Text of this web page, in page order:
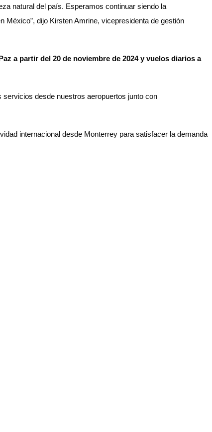
natural del país. Esperamos continuar siendo la
dijo Kirsten Amrine, vicepresidenta de gestión
a partir del 20 de noviembre de 2024 y vuelos diarios a
desde nuestros aeropuertos junto con
internacional desde Monterrey para satisfacer la demanda